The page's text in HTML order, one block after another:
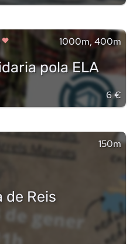
1000m, 400m
pola ELA
6 €
150m
de Reis